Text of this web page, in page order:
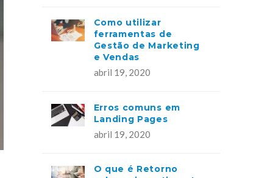
Como utilizar
ferramentas de
Gestão de Marketing
e Vendas
abril 19, 2020
Erros comuns em
Landing Pages
abril 19, 2020
O que é Retorno